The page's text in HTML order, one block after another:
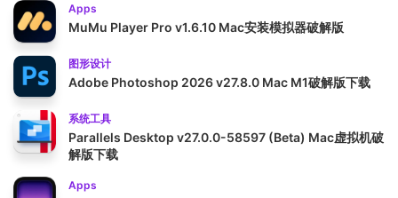
Apps
MuMu Player Pro v1.6.10 Mac安装模拟器破解版
图形设计
Adobe Photoshop 2026 v27.8.0 Mac M1破解版下载
系统工具
Parallels Desktop v27.0.0-58597 (Beta) Mac虚拟机破
解版下载
Apps